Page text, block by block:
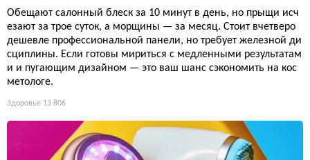
Обещают салонный блеск за 10 минут в день, но прыщи исч
езают за трое суток, а морщины — за месяц. Стоит вчетверо
дешевле профессиональной панели, но требует железной ди
сциплины. Если готовы мириться с медленными результатам
и и пугающим дизайном — это ваш шанс сэкономить на кос
метологе.
Здоровье 13 806